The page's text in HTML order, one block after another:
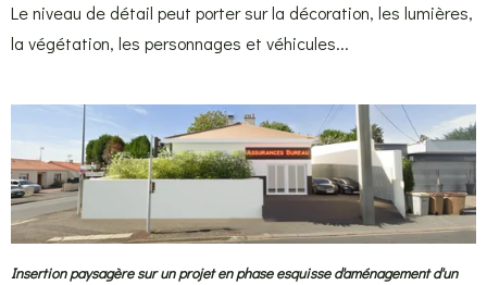
Le niveau de détail peut porter sur la décoration, les lumières,
la végétation, les personnages et véhicules...
Insertion paysagère sur un projet en phase esquisse d'aménagement d'un